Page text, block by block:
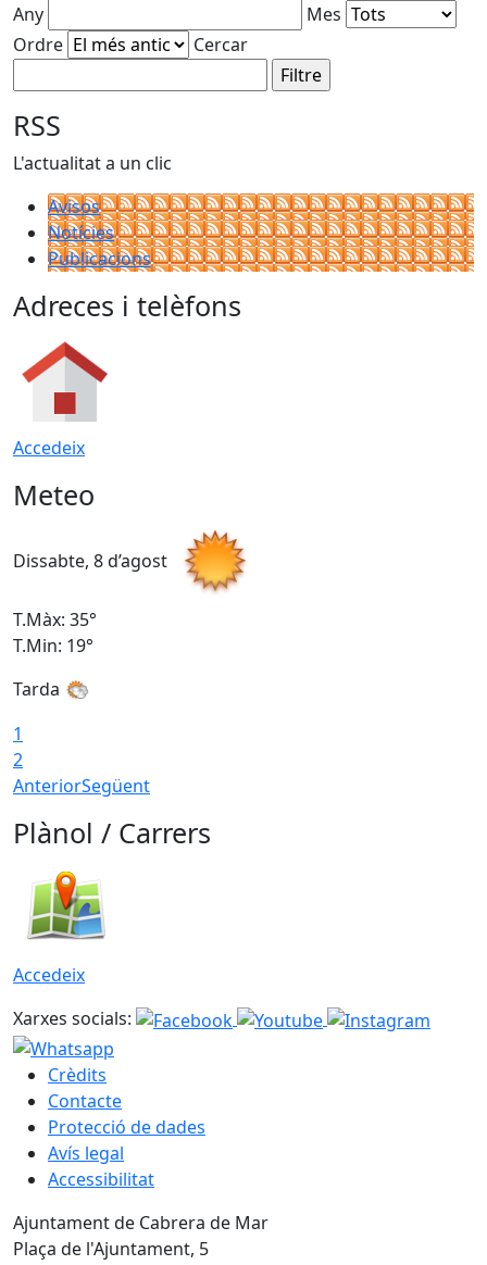
Any
Mes
Ordre
Cercar
RSS
L'actualitat a un clic
Avisos
Notícies
Publicacions
Adreces i telèfons
Accedeix
Meteo
Dissabte, 8 d’agost
T.Màx: 35°
T.Min: 19°
Tarda
1
2
AnteriorSegüent
Plànol / Carrers
Accedeix
Xarxes socials:
Crèdits
Contacte
Protecció de dades
Avís legal
Accessibilitat
Ajuntament de Cabrera de Mar
Plaça de l'Ajuntament, 5